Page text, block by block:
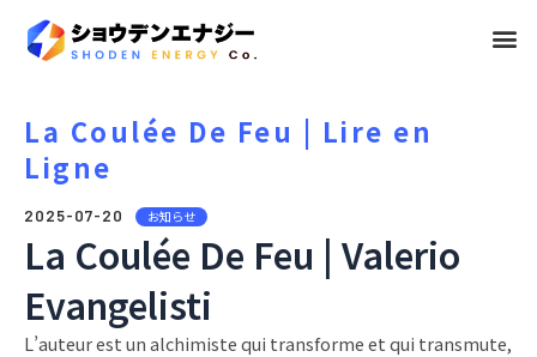
メ
La Coulée De Feu | Lire en
Ligne
2025-07-20 お知らせ
La Coulée De Feu | Valerio
Evangelisti
L’auteur est un alchimiste qui transforme et qui transmute,